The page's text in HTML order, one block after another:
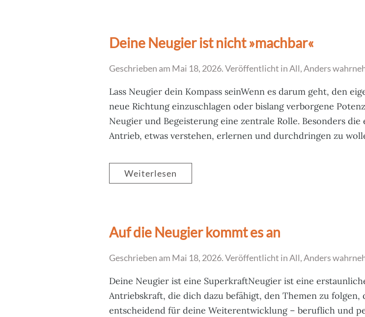
Deine Neugier ist nicht »machbar«
Geschrieben am Mai 18, 2026. Veröffentlicht inAll,Anders
Lass Neugier dein Kompass seinWenn es darum geht, den
neue Richtung einzuschlagen oder bislang verborgene
Neugier und Begeisterung eine zentrale Rolle. Besonders
Antrieb, etwas verstehen, erlernen und durchdringen zu
Weiterlesen
Auf die Neugier kommt es an
Geschrieben am Mai 18, 2026. Veröffentlicht inAll,Anders
Deine Neugier ist eine SuperkraftNeugier ist eine
Antriebskraft, die dich dazu befähigt, den Themen zu
entscheidend für deine Weiterentwicklung – beruflich und